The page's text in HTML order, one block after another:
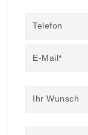
Telefon
E-Mail*
Ihr Wunsch